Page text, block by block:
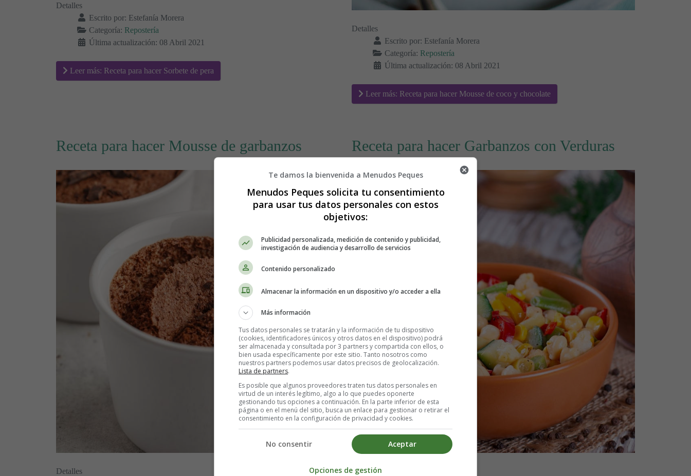
Detalles
Escrito por: Estefanía Morera
Categoría: Repostería
Última actualización: 08 Abril 2021
Leer más: Receta para hacer Sorbete de pera
Detalles
Escrito por: Estefanía Morera
Categoría: Repostería
Última actualización: 08 Abril 2021
Leer más: Receta para hacer Mousse de coco y chocolate
Receta para hacer Mousse de garbanzos
Detalles
Receta para hacer Garbanzos con Verduras
Detalles
Te damos la bienvenida a Menudos Peques
Menudos Peques solicita tu consentimiento
para usar tus datos personales con estos
objetivos:
Publicidad personalizada, medición de contenido y publicidad,
investigación de audiencia y desarrollo de servicios
Contenido personalizado
Almacenar la información en un dispositivo y/o acceder a ella
Más información
Tus datos personales se tratarán y la información de tu dispositivo
(cookies, identificadores únicos y otros datos en el dispositivo) podrá
ser almacenada y consultada por 3 partners y compartida con ellos, o
bien usada específicamente por este sitio. Tanto nosotros como
nuestros partners podemos usar datos precisos de geolocalización.
Lista de partners.
Es posible que algunos proveedores traten tus datos personales en
virtud de un interés legítimo, algo a lo que puedes oponerte
gestionando tus opciones a continuación. En la parte inferior de esta
página o en el menú del sitio, busca un enlace para gestionar o retirar el
consentimiento en la configuración de privacidad y cookies.
Aceptar
No consentir
Opciones de gestión